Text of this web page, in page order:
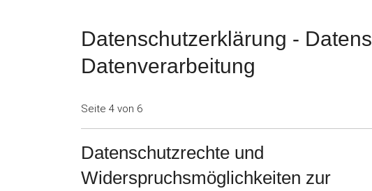
Datenschutzerklärung -
Datenverarbeitung
Seite 4 von 6
Datenschutzrechte und
Widerspruchsmöglichkeiten zur